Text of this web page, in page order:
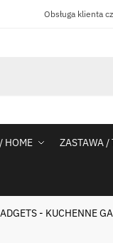
Obsługa klienta
HOME ZASTAWA /
- KUCHENNE